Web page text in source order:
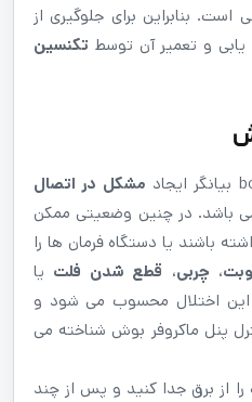
بنابراین برای جلوگیری از
و تعمیر آن توسط تکنسین
مشکل در اتصال
باشد. در چنین وضعیتی ممکن
باشند یا دستگاه فرمان ها را
، چربی، قطع شدن فلت یا
این اختلال محسوب می شود و
پنل ماکروفر بوش شناخته می
را از برق جدا کنید و پس از چند